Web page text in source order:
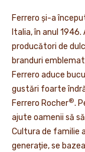
Ferrero și-a
Italia, în anul
producători de
branduri
Ferrero aduce
gustări foarte
Ferrero Rocher®.
ajute oamenii să
Cultura de familie
generație, se